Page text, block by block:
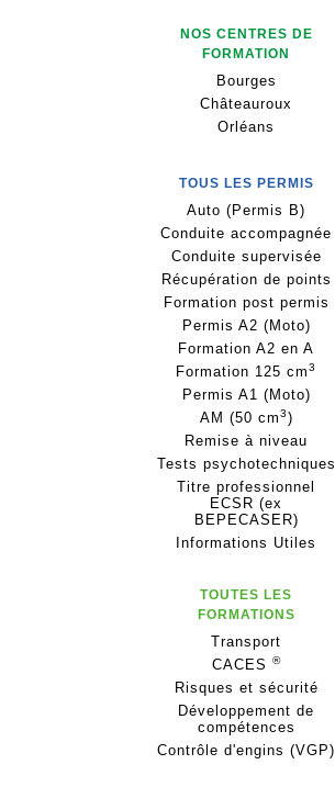
NOS CENTRES DE
FORMATION
Bourges
Châteauroux
Orléans
TOUS LES PERMIS
Auto (Permis B)
Conduite accompagnée
Conduite supervisée
Récupération de points
Formation post permis
Permis A2 (Moto)
Formation A2 en A
Formation 125 cm3
Permis A1 (Moto)
AM (50 cm3)
Remise à niveau
Tests psychotechniques
Titre professionnel
ECSR (ex
BEPECASER)
Informations Utiles
TOUTES LES
FORMATIONS
Transport
CACES
®
Risques et sécurité
Développement de
compétences
Contrôle d'engins (VGP)